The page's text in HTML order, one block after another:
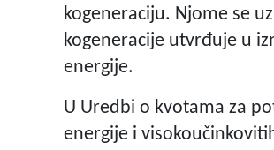
kogeneraciju. Njome se
kogeneracije utvrđuje u
energije.
U Uredbi o kvotama za
energije i